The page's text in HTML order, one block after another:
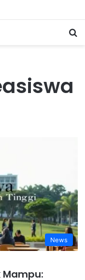
News
Mampu: